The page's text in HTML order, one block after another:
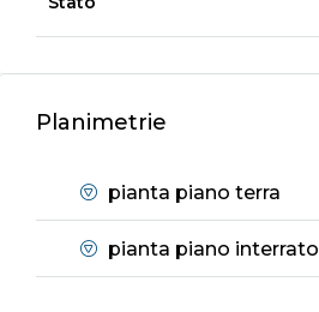
Planimetrie
pianta piano terra
pianta piano interrato